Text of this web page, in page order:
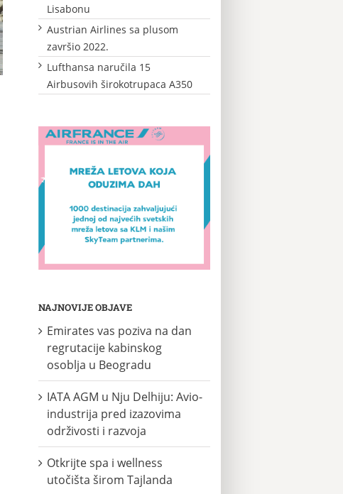
Lisabonu
Austrian Airlines sa plusom
završio 2022.
Lufthansa naručila 15
Airbusovih širokotrupaca A350
NAJNOVIJE OBJAVE
Emirates vas poziva na dan
regrutacije kabinskog
osoblja u Beogradu
IATA AGM u Nju Delhiju: Avio-
industrija pred izazovima
održivosti i razvoja
Otkrijte spa i wellness
utočišta širom Tajlanda